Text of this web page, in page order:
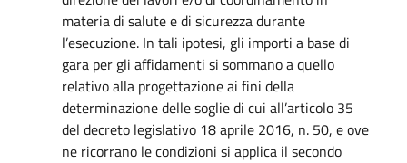
materia di salute e di sicurezza durante
l’esecuzione. In tali ipotesi, gli importi a base di
gara per gli affidamenti si sommano a quello
relativo alla progettazione ai fini della
determinazione delle soglie di cui all’articolo 35
del decreto legislativo 18 aprile 2016, n. 50, e ove
ne ricorrano le condizioni si applica il secondo